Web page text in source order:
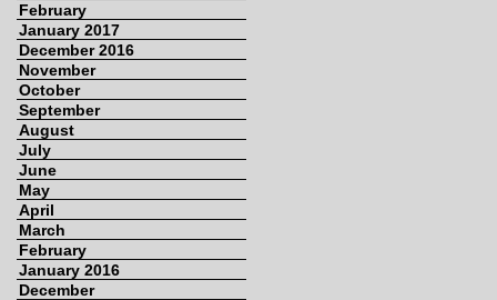
February
January 2017
December 2016
November
October
September
August
July
June
May
April
March
February
January 2016
December